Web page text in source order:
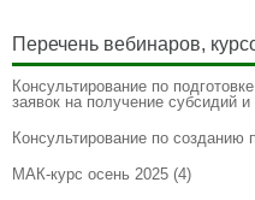
Перечень вебинаров,
Консультирование по
заявок на получение субсидий
Консультирование по созданию
МАК-курс осень 2025 (4)